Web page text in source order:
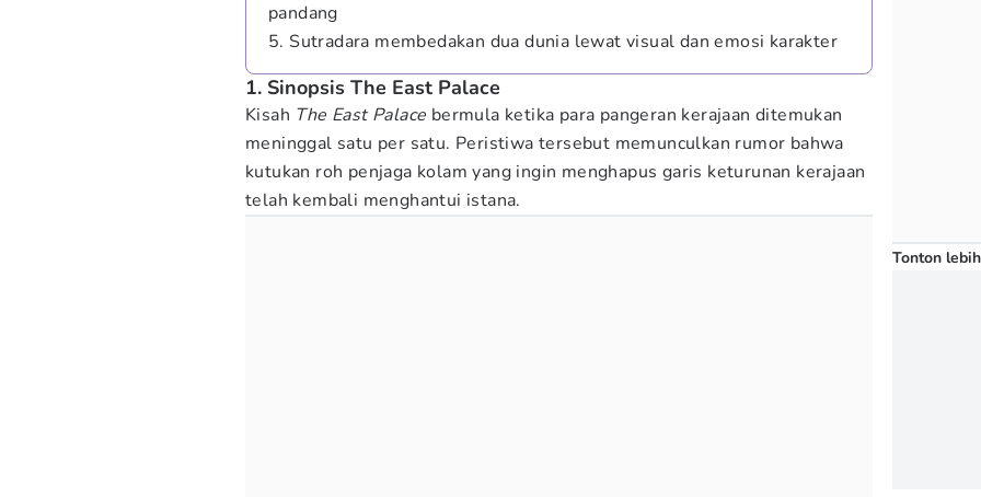
pandang
5. Sutradara membedakan dua dunia lewat visual dan emosi karakter
1. Sinopsis The East Palace
Kisah The East Palace bermula ketika para pangeran kerajaan ditemukan
meninggal satu per satu. Peristiwa tersebut memunculkan rumor bahwa
kutukan roh penjaga kolam yang ingin menghapus garis keturunan kerajaan
telah kembali menghantui istana.
Tonton